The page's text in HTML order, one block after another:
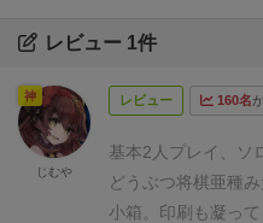
レビュー 1件
レビュー 160名
基本2人プレイ、ソ
どうぶつ将棋亜種み
小箱。印刷も凝って
神
じむや